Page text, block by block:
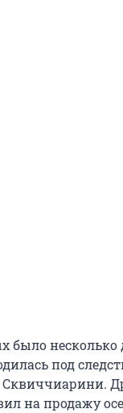
было
под
на продажу